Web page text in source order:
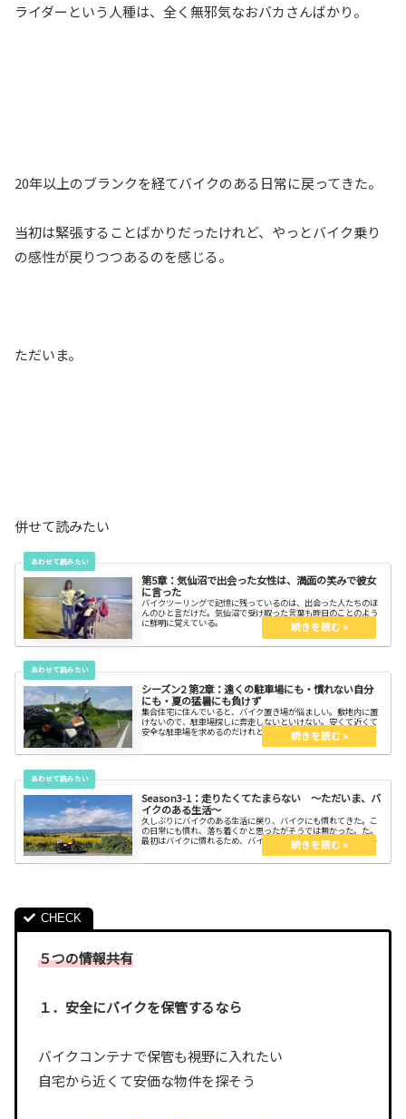
ライダーという人種は、全く無邪気なおバカさんばかり。
20年以上のブランクを経てバイクのある日常に戻ってきた。
当初は緊張することばかりだったけれど、やっとバイク乗り
の感性が戻りつつあるのを感じる。
ただいま。
併せて読みたい
第5章：気仙沼で出会った女性は、満面の笑みで彼女
に言った
バイクツーリングで記憶に残っているのは、出会った人たちのほ
んのひと言だけだ。気仙沼で受け取った言葉も昨日のことのよう
に鮮明に覚えている。
シーズン2 第2章：遠くの駐車場にも・慣れない自分
にも・夏の猛暑にも負けず
集合住宅に住んでいると、バイク置き場が悩ましい。敷地内に置
けないので、駐車場探しに奔走しないといけない。安くて近くて
安全な駐車場を求めるのだけれど、そんなに世の中は甘く無いで
すね。自宅を出てからバイクで出発するまで1時間掛かってしま
う。
Season3-1：走りたくてたまらない ～ただいま、バ
イクのある生活～
久しぶりにバイクのある生活に戻り、バイクにも慣れてきた。こ
の日常にも慣れ、落ち着くかと思ったがそうでは無かった。た。
最初はバイクに慣れるため、バイクの調子を維持するために乗ろ
うとしていた。しかし慣れた今では、ただただバイクに乗りた
い。走りたくてたまらない
５つの情報共有
１．安全にバイクを保管するなら
バイクコンテナで保管も視野に入れたい
自宅から近くて安価な物件を探そう